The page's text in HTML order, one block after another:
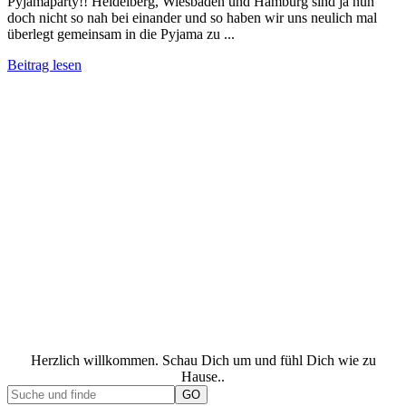
doch nicht so nah bei einander und so haben wir uns neulich mal
überlegt gemeinsam in die Pyjama zu ...
Beitrag lesen
Herzlich willkommen. Schau Dich um und fühl Dich wie zu
Hause..